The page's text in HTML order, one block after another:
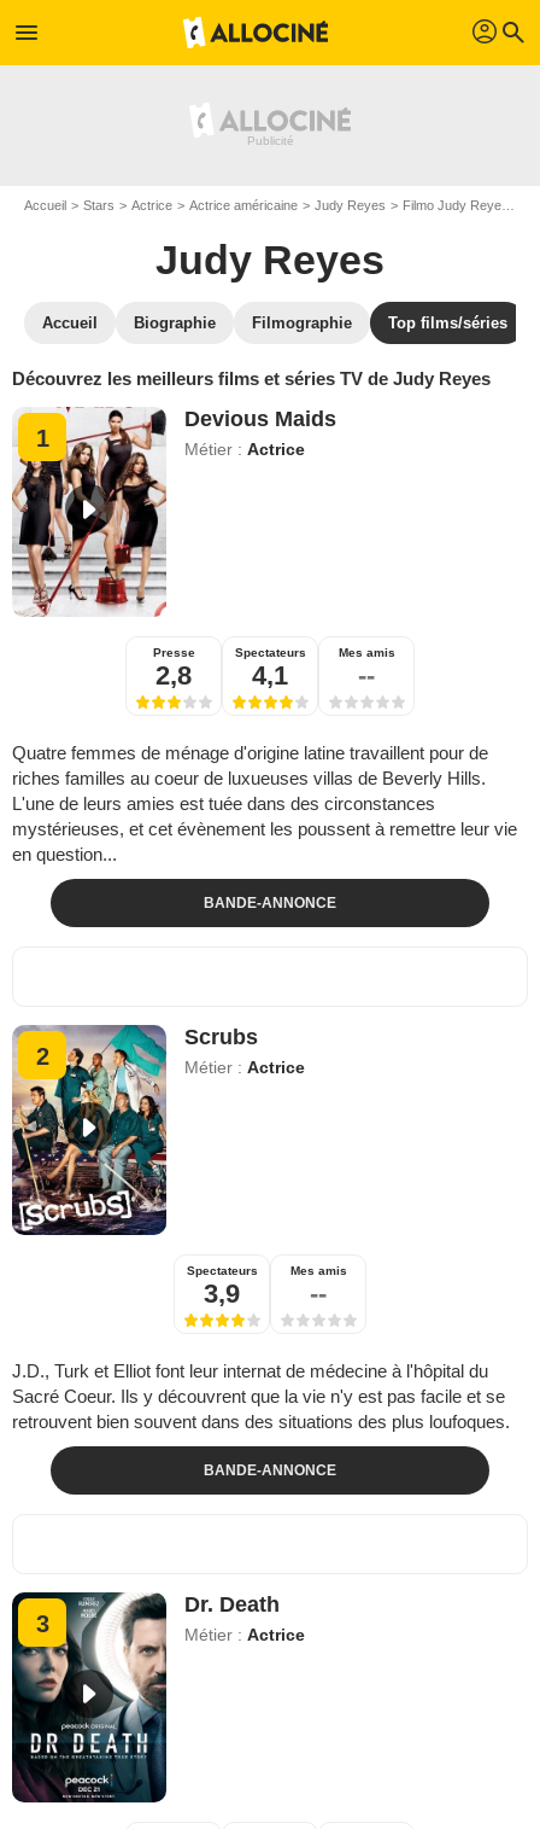
menu profil search
Accueil Stars Actrice Actrice américaine Judy Reyes Filmo Judy Reyes
Judy Reyes
Accueil Biographie Filmographie Top films/séries
Découvrez les meilleurs films et séries TV de Judy Reyes
1
Devious Maids
Métier :Actrice
Presse
2,8
Spectateurs
4,1
Mes amis
--
Quatre femmes de ménage d'origine latine travaillent pour de
riches familles au coeur de luxueuses villas de Beverly Hills.
L'une de leurs amies est tuée dans des circonstances
mystérieuses, et cet évènement les poussent à remettre leur vie
en question...
BANDE-ANNONCE
2
Scrubs
Métier :Actrice
Spectateurs
3,9
Mes amis
--
J.D., Turk et Elliot font leur internat de médecine à l'hôpital du
Sacré Coeur. Ils y découvrent que la vie n'y est pas facile et se
retrouvent bien souvent dans des situations des plus loufoques.
BANDE-ANNONCE
3
Dr. Death
Métier :Actrice